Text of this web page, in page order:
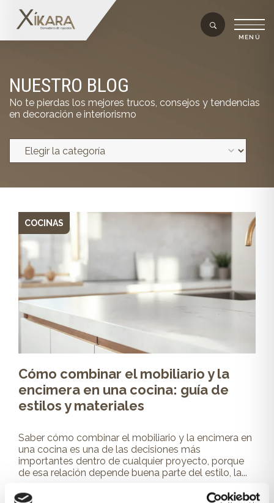
NUESTRO BLOG
No te pierdas los mejores trucos, consejos y tendencias
en decoración e interiorismo
COCINAS
Cómo combinar el mobiliario y la
encimera en una cocina: guía de
estilos y materiales
Saber cómo combinar el mobiliario y la encimera en
una cocina es una de las decisiones más
importantes dentro de cualquier proyecto, porque
de esa relación depende buena parte del estilo, la...
Leer más